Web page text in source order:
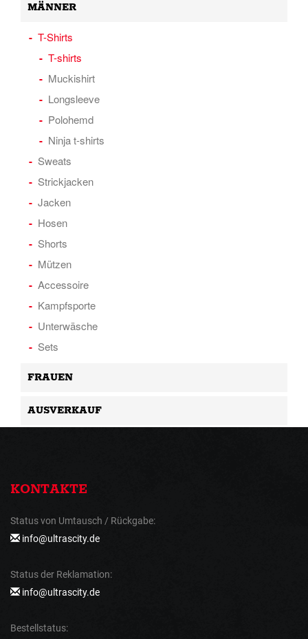
MÄNNER
T-Shirts
T-shirts
Muckishirt
Longsleeve
Polohemd
Ninja t-shirts
Sweats
Strickjacken
Jacken
Hosen
Shorts
Mützen
Accessoire
Kampfsporte
Unterwäsche
Sets
FRAUEN
AUSVERKAUF
KONTAKTE
Status von Umtausch / Rückgabe:
info@ultrascity.de
Status der Reklamation:
info@ultrascity.de
Bestellstatus: